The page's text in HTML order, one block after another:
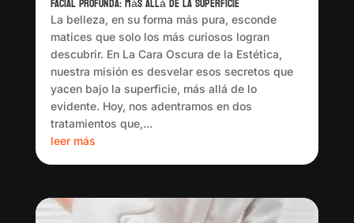
La belleza, en su forma más pura, esconde
matices que solo los más curiosos logran
descubrir. En La Cara Oscura de la Estética,
nuestra misión es desvelar esos secretos que
yacen bajo la superficie, más allá de lo
evidente. Hoy, nos adentramos en dos
tratamientos que,...
leer más